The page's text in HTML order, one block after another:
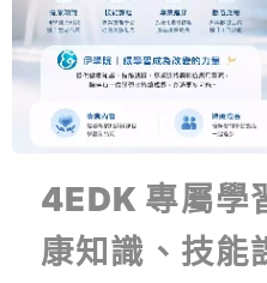
4EDK 專屬學
康知識、技能